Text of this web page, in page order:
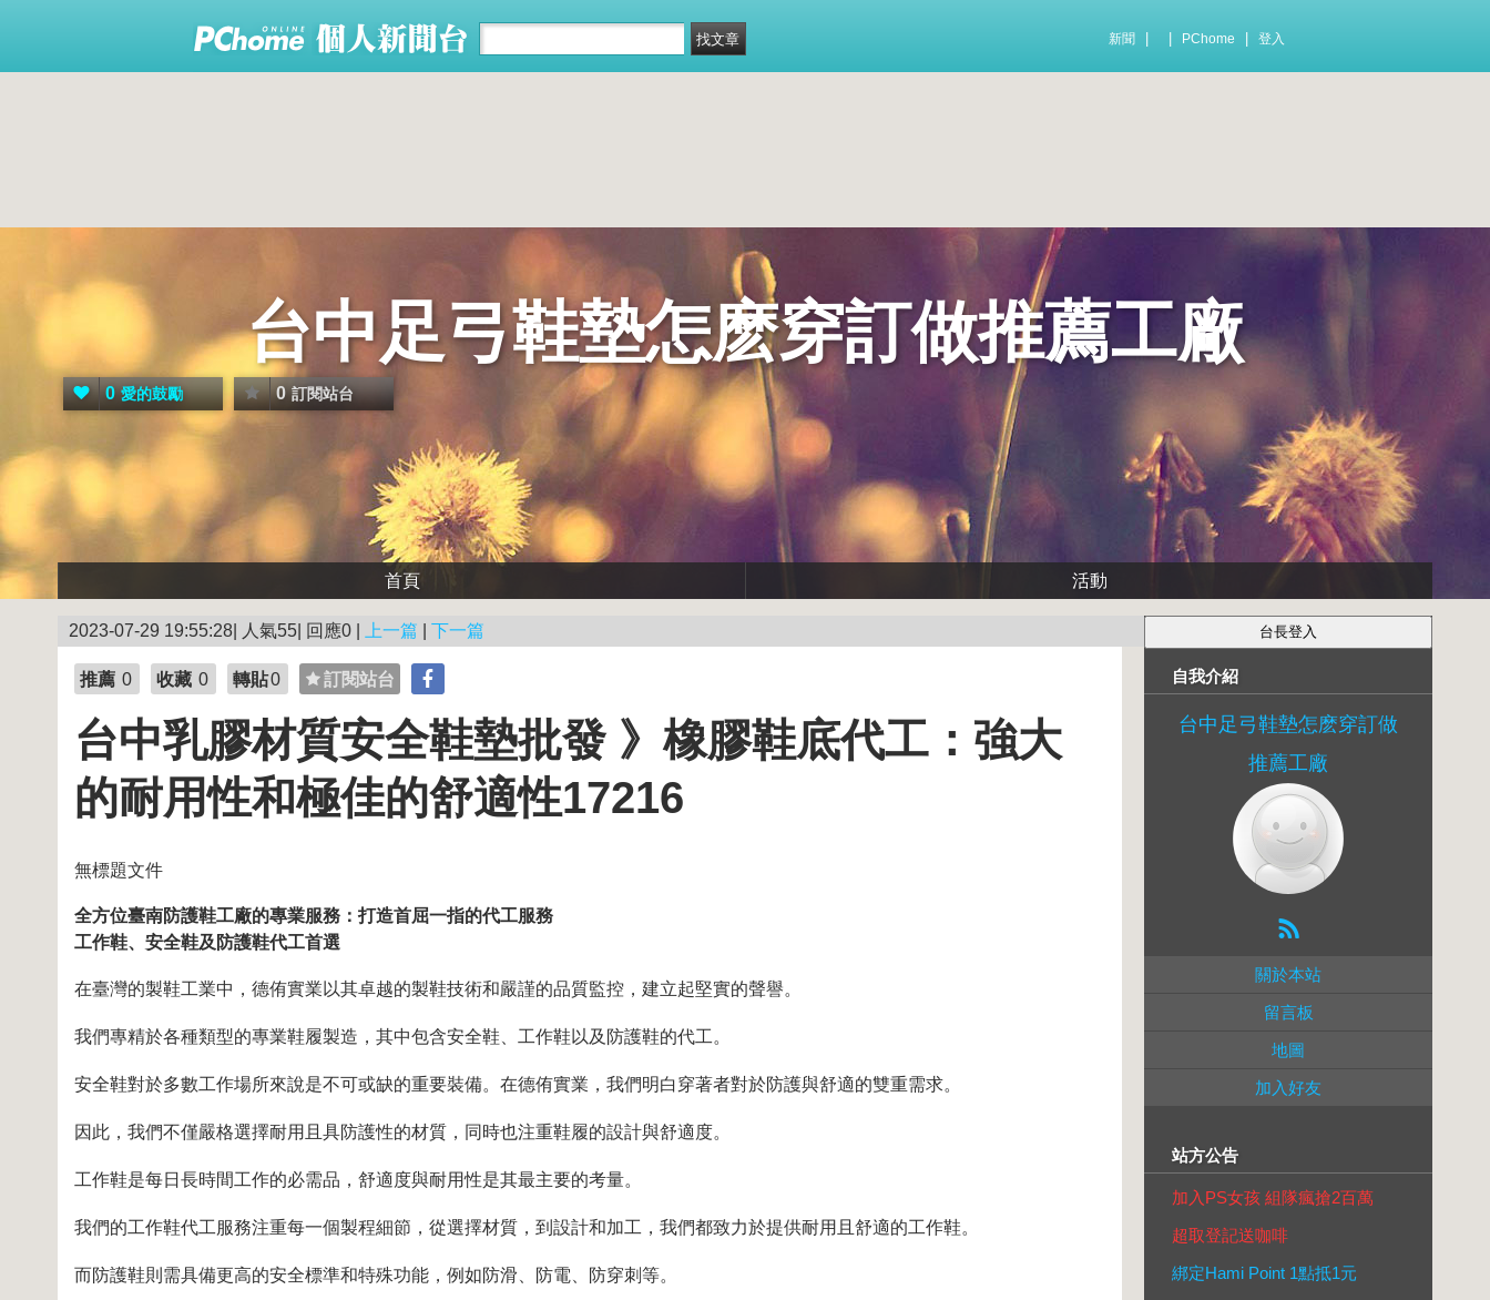
新聞 PChome 登入
台中足弓鞋墊怎麽穿訂做推薦工廠
0 愛的鼓勵 0 訂閱站台
首頁 活動
2023-07-29 19:55:28| 人氣55| 回應0 | 上一篇 下一篇
推薦 0 收藏 0 轉貼0 訂閱站台
台中乳膠材質安全鞋墊批發 》橡膠鞋底代工：強大
的耐用性和極佳的舒適性17216
無標題文件
全方位臺南防護鞋工廠的專業服務：打造首屈一指的代工服務
工作鞋、安全鞋及防護鞋代工首選
在臺灣的製鞋工業中，德侑實業以其卓越的製鞋技術和嚴謹的品質監控，建立起堅實的聲譽。
我們專精於各種類型的專業鞋履製造，其中包含安全鞋、工作鞋以及防護鞋的代工。
安全鞋對於多數工作場所來說是不可或缺的重要裝備。在德侑實業，我們明白穿著者對於防護與舒適的雙重需求。
因此，我們不僅嚴格選擇耐用且具防護性的材質，同時也注重鞋履的設計與舒適度。
工作鞋是每日長時間工作的必需品，舒適度與耐用性是其最主要的考量。
我們的工作鞋代工服務注重每一個製程細節，從選擇材質，到設計和加工，我們都致力於提供耐用且舒適的工作鞋。
而防護鞋則需具備更高的安全標準和特殊功能，例如防滑、防電、防穿刺等。
自我介紹
台中足弓鞋墊怎麽穿訂做
推薦工廠
關於本站
留言板
地圖
加入好友
站方公告
加入PS女孩 組隊瘋搶2百萬
超取登記送咖啡
綁定Hami Point 1點抵1元